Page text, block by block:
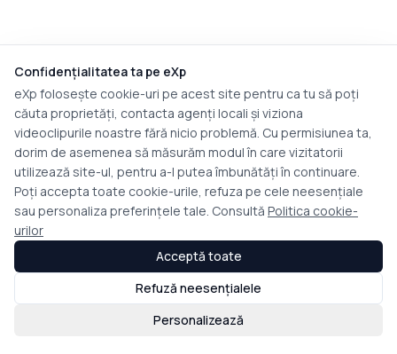
Confidențialitatea ta pe eXp
eXp folosește cookie-uri pe acest site pentru ca tu să poți
căuta proprietăți, contacta agenți locali și viziona
videoclipurile noastre fără nicio problemă. Cu permisiunea ta,
dorim de asemenea să măsurăm modul în care vizitatorii
utilizează site-ul, pentru a-l putea îmbunătăți în continuare.
Poți accepta toate cookie-urile, refuza pe cele neesențiale
sau personaliza preferințele tale. Consultă Politica cookie-
urilor
Personalizează
Refuză neesențialele
Acceptă toate